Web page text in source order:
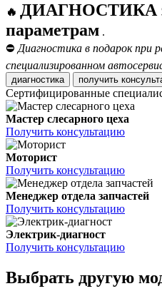
🔥 ДИАГНОСТИКА
параметрам .
⛔ Диагностика в подарок
специализированном
диагностика получить
Сертифицированные
Мастер слесарного цеха
Получить консультацию
Моторист
Получить консультацию
Менеджер отдела запчастей
Получить консультацию
Электрик-диагност
Получить консультацию
Выбрать другую